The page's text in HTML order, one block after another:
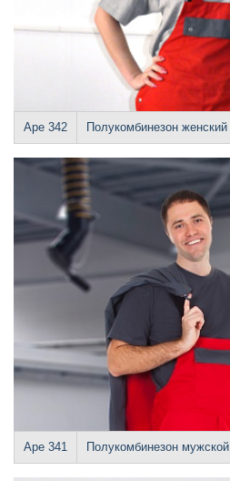
Аре 342 Полукомбинезон женский
Аре 341 Полукомбинезон мужской